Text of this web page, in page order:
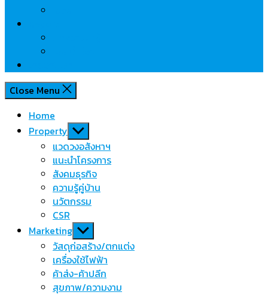
Close Menu
Home
Property Show
sub
menu
แวดวงอสังหาฯ
แนะนำโครงการ
สังคมธุรกิจ
ความรู้คู่บ้าน
นวัตกรรม
CSR
Marketing Show
sub
menu
วัสดุก่อสร้าง/ตกแต่ง
เครื่องใช้ไฟฟ้า
ค้าส่ง-ค้าปลีก
สุขภาพ/ความงาม